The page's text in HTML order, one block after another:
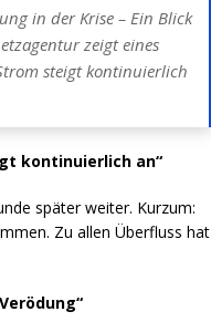
in der Krise – Ein Blick
zeigt eines
steigt kontinuierlich
kontinuierlich an“
später weiter. Kurzum:
Zu allen Überfluss hat